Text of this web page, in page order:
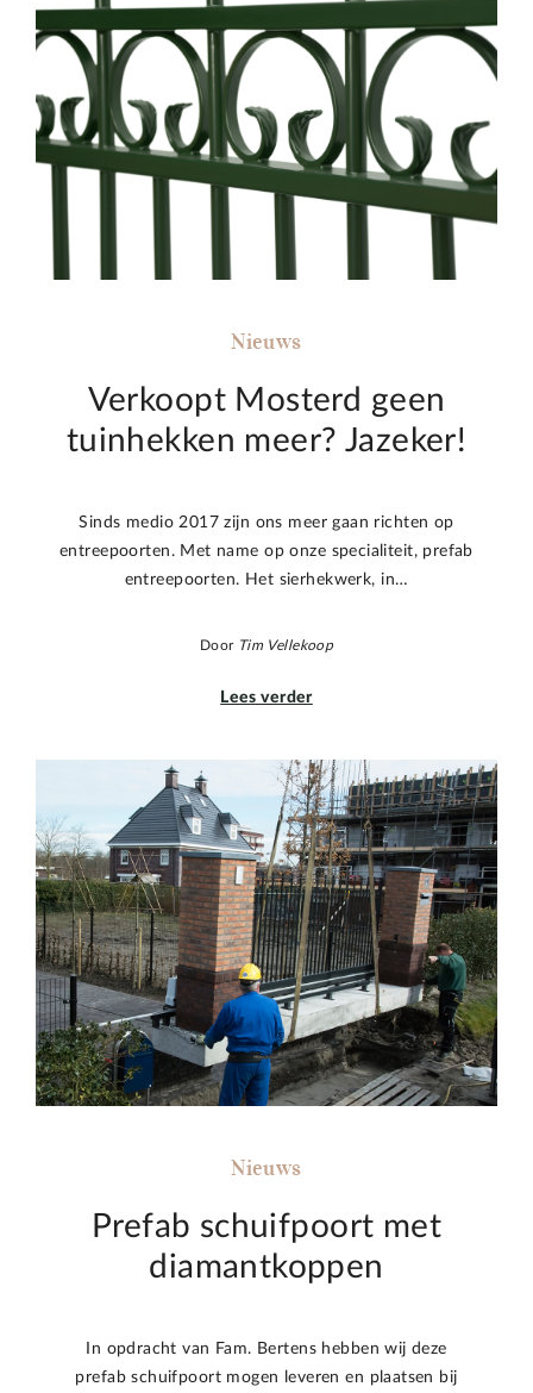
Nieuws
Verkoopt Mosterd geen
tuinhekken meer? Jazeker!
Sinds medio 2017 zijn ons meer gaan richten op
entreepoorten. Met name op onze specialiteit, prefab
entreepoorten. Het sierhekwerk, in…
Door Tim Vellekoop
Lees verder
Nieuws
Prefab schuifpoort met
diamantkoppen
In opdracht van Fam. Bertens hebben wij deze
prefab schuifpoort mogen leveren en plaatsen bij